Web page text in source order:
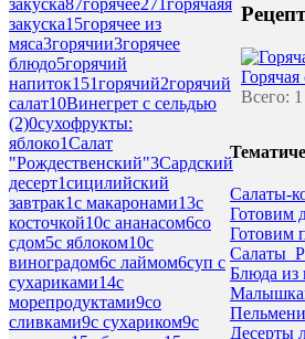
закуска87горячее271горячаяя
закуска15горячее из
мяса3горячии3горячее
блюдо5горячий
напиток151горячий2горячий
салат10Винегрет с сельдью
(2)0сухофрукты:
яблоко1Салат
"Рождественский"3Сардский
десерт1сицилийский
завтрак1с макаронами13с
косточкой10с ананасом6со
сдом5с яблоком10с
виноградом6с лаймом6суп с
сухариками14с
морепродуктами9со
сливками9с сухариком9с
Горячая
Всего:
Салаты-
Готовим
Готовим
Блюда из
Пельмени
Десерты